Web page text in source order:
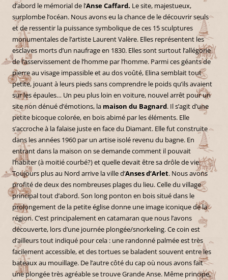
d’abord le mémorial de l’Anse Caffard. Le site, majestueux,
surplombe l’océan. Nous avons eu la chance de le découvrir seuls
et de ressentir la puissance symbolique de ces 15 sculptures
monumentales de l’artiste Laurent Valère. Elles représentent les
esclaves morts d’un naufrage en 1830. Elles sont surtout l’allégorie
de l’asservissement de l’homme par l’homme. Parmi ces géants de
pierre au visage impassible et au dos voûté, Elina semblait tout
petite, jouant à leurs pieds sans comprendre le poids qu’ils avaient
sur les épaules… Un peu plus loin en voiture, nouvel arrêt pour un
site non dénué d’émotions, lamaison du Bagnard. Il s’agit d’une
petite bicoque colorée, en bois abimé par les éléments. Elle
s’accroche à la falaise juste en face du Diamant. Elle fut construite
dans les années 1960 par un artise isolé revenu du bagne. En
entrant dans la maison on se demande comment il pouvait
l’habiter (à moitié courbé?) et quelle devait être sa drôle de vie.
Toujours plus au Nord arrive la ville d’Anses d’Arlet. Nous avons
profité de deux des nombreuses plages du lieu. Celle du village
principal tout d’abord. Son long ponton en bois situé dans le
prolongement de la petite église donne une image iconique de la
région. C’est principalement en catamaran que nous l’avons
découverte, lors d’une journée plongée/snorkeling. Ce coin est
d’ailleurs tout indiqué pour cela : une randonné palmée est très
facilement accessible, et des tortues se baladent souvent entre les
bateaux au mouillage. De l’autre côté du cap où nous avons fait
une plongée très agréable se trouve Grande Anse. Même principe,